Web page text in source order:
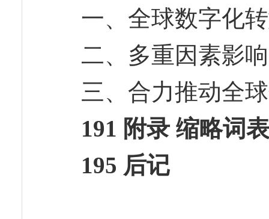
一、全球数字化
二、多重因素影
三、合力推动全
191 附录 缩略词
195 后记